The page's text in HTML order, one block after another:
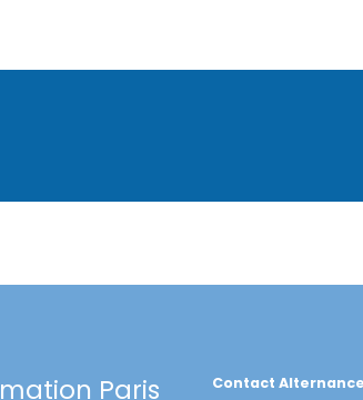
Paris Contact